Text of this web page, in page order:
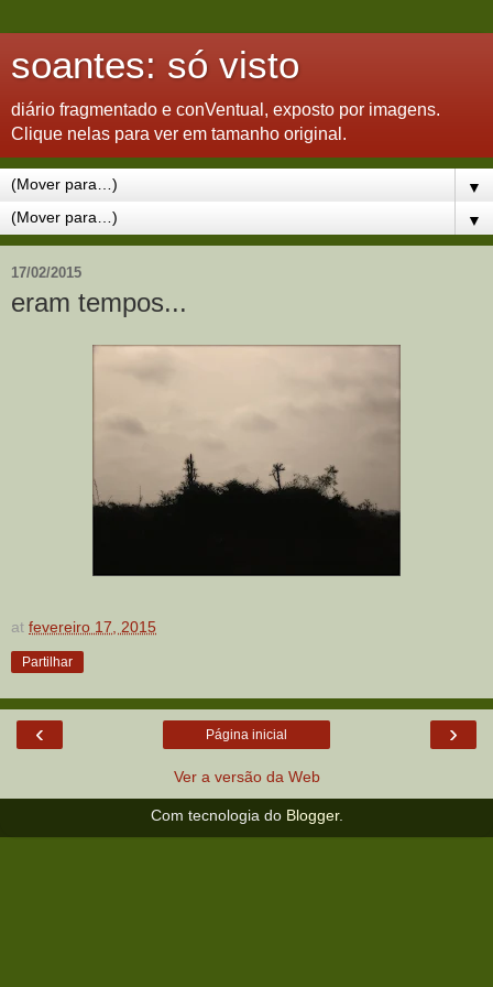
soantes: só visto
diário fragmentado e conVentual, exposto por imagens.
Clique nelas para ver em tamanho original.
▼
▼
17/02/2015
eram tempos...
at fevereiro 17, 2015
Partilhar
‹ ›
Página inicial
Ver a versão da Web
Com tecnologia do Blogger.